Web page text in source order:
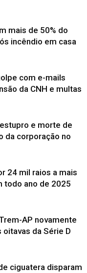
mais de 50% do
incêndio em casa
com e-mails
da CNH e multas
e morte de
da corporação no
24 mil raios a mais
todo ano de 2025
AP novamente
oitavas da Série D
ciguatera disparam